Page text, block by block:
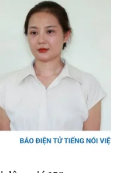
Quân sự - Quốc phòng
Việt Nam
Phân tích